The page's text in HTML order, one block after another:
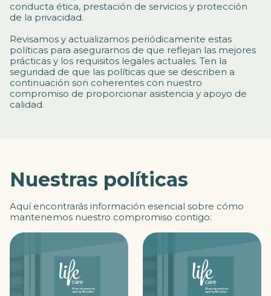
conducta ética, prestación de servicios y protección
de la privacidad.
Revisamos y actualizamos periódicamente estas
políticas para asegurarnos de que reflejan las mejores
prácticas y los requisitos legales actuales. Ten la
seguridad de que las políticas que se describen a
continuación son coherentes con nuestro
compromiso de proporcionar asistencia y apoyo de
calidad.
Nuestras políticas
Aquí encontrarás información esencial sobre cómo
mantenemos nuestro compromiso contigo: